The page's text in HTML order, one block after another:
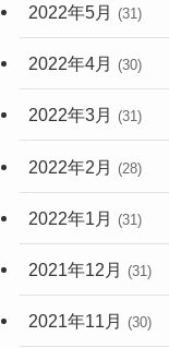
2022年5月 (31)
2022年4月 (30)
2022年3月 (31)
2022年2月 (28)
2022年1月 (31)
2021年12月 (31)
2021年11月 (30)